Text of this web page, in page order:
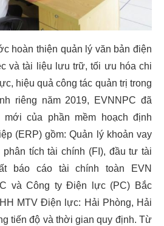
hoàn thiện quản lý văn bản điện
và tài liệu lưu trữ, tối ưu hóa chi
hiệu quả công tác quản trị trong
riêng năm 2019, EVNNPC đã
của phần mềm hoạch định
(ERP) gồm: Quản lý khoản vay
tích tài chính (FI), đầu tư tài
báo cáo tài chính toàn EVN
và Công ty Điện lực (PC) Bắc
MTV Điện lực: Hải Phòng, Hải
tiến độ và thời gian quy định. Từ